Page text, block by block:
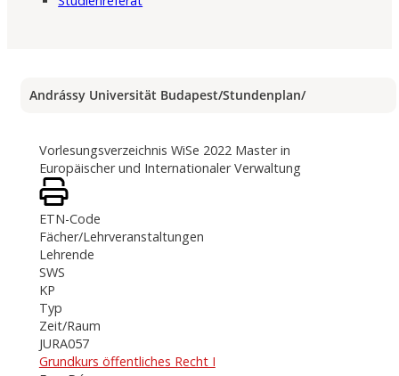
Andrássy Universität Budapest/Stundenplan/
Vorlesungsverzeichnis WiSe 2022 Master in
Europäischer und Internationaler Verwaltung
ETN-Code
Fächer/Lehrveranstaltungen
Lehrende
SWS
KP
Typ
Zeit/Raum
JURA057
Grundkurs öffentliches Recht I